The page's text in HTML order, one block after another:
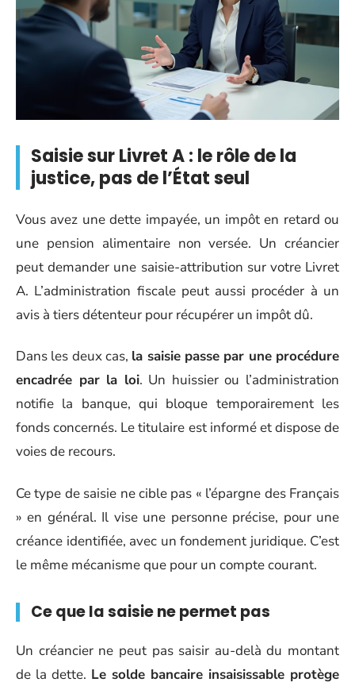
Saisie sur Livret A : le rôle de la
justice, pas de l’État seul
Vous avez une dette impayée, un impôt en retard ou
une pension alimentaire non versée. Un créancier
peut demander une saisie-attribution sur votre Livret
A. L’administration fiscale peut aussi procéder à un
avis à tiers détenteur pour récupérer un impôt dû.
Dans les deux cas, la saisie passe par une procédure
encadrée par la loi. Un huissier ou l’administration
notifie la banque, qui bloque temporairement les
fonds concernés. Le titulaire est informé et dispose de
voies de recours.
Ce type de saisie ne cible pas « l’épargne des Français
» en général. Il vise une personne précise, pour une
créance identifiée, avec un fondement juridique. C’est
le même mécanisme que pour un compte courant.
Ce que la saisie ne permet pas
Un créancier ne peut pas saisir au-delà du montant
de la dette. Le solde bancaire insaisissable protège